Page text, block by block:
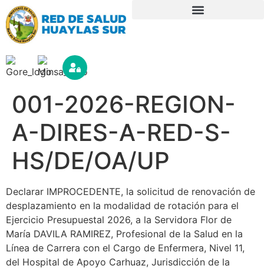
001-2026-REGION-
A-DIRES-A-RED-S-
HS/DE/OA/UP
Declarar IMPROCEDENTE, la solicitud de renovación de
desplazamiento en la modalidad de rotación para el
Ejercicio Presupuestal 2026, a la Servidora Flor de
María DAVILA RAMIREZ, Profesional de la Salud en la
Línea de Carrera con el Cargo de Enfermera, Nivel 11,
del Hospital de Apoyo Carhuaz, Jurisdicción de la